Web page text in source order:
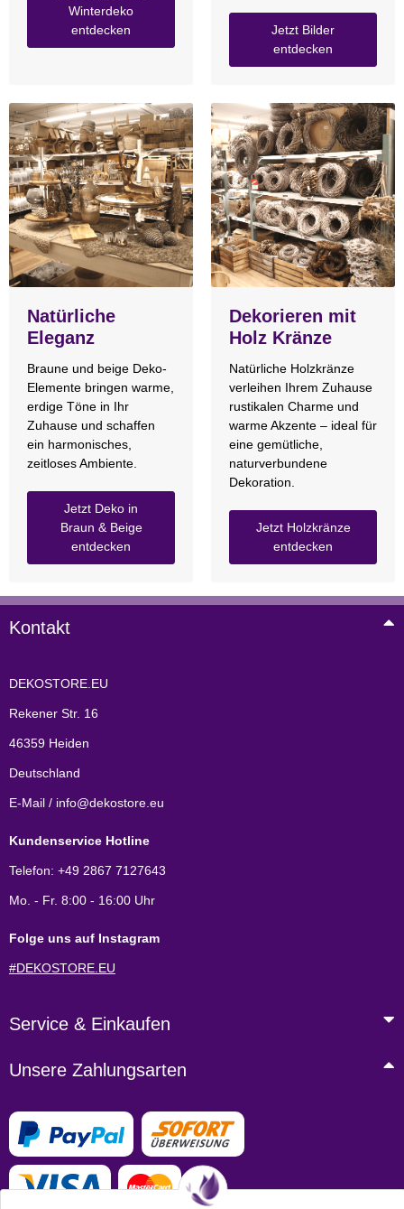
Winterdeko
entdecken
Jetzt Bilder
entdecken
Natürliche
Eleganz
Braune und beige Deko-
Elemente bringen warme,
erdige Töne in Ihr
Zuhause und schaffen
ein harmonisches,
zeitloses Ambiente.
Jetzt Deko in
Braun & Beige
entdecken
Dekorieren mit
Holz Kränze
Natürliche Holzkränze
verleihen Ihrem Zuhause
rustikalen Charme und
warme Akzente – ideal für
eine gemütliche,
naturverbundene
Dekoration.
Jetzt Holzkränze
entdecken
Kontakt
DEKOSTORE.EU
Rekener Str. 16
46359 Heiden
Deutschland
E-Mail / info@dekostore.eu
Kundenservice Hotline
Telefon: +49 2867 7127643
Mo. - Fr. 8:00 - 16:00 Uhr
Folge uns auf Instagram
#DEKOSTORE.EU
Service & Einkaufen
Unsere Zahlungsarten